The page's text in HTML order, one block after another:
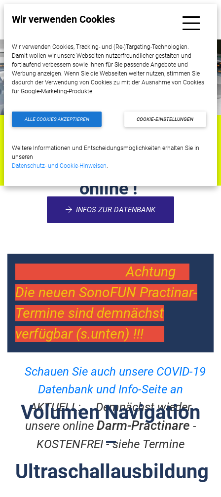
Unsere interaktive
SonoFUN Datenbank ist
online !
INFOS ZUR DATENBANK
Achtung
Die neuen SonoFUN Practinar-
Termine sind demnächst
verfügbar (s.unten) !!!
Schauen Sie auch unsere COVID-19
Datenbank und Info-Seite an
AKTUELL: Demnächst wieder
unsere online Darm-Practinare -
KOSTENFREI - siehe Termine
Volumen Navigation
–
Ultraschallausbildung
Wir verwenden Cookies
Wir verwenden Cookies, Tracking- und (Re-)Targeting-Technologien.
Damit wollen wir unsere Webseiten nutzerfreundlicher gestalten und
fortlaufend verbessern sowie Ihnen für Sie passende Angebote und
Werbung anzeigen. Wenn Sie die Webseiten weiter nutzen, stimmen Sie
dadurch der Verwendung von Cookies zu mit der Ausnahme von Cookies
für Google-Marketing-Produkte.
ALLE COOKIES AKZEPTIEREN COOKIE-EINSTELLUNGEN
Weitere Informationen und Entscheidungsmöglichkeiten erhalten Sie in
unseren
Datenschutz- und Cookie-Hinweisen.